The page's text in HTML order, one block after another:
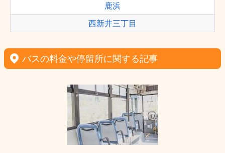
鹿浜
西新井三丁目
バスの料金や停留所に関する記事